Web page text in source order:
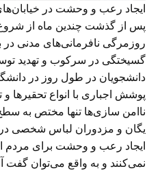
ایجاد رعب و وحشت در
پس از گذشت چندین ماه از
روزمرگی نافرمانی‌های مدنی
گسیختگی در سرکوب و تهدید
دانشجویان در طول روز در
پوشش اجباری با انواع تحقیرها
نا‌امن سازی‌ها تنها مختص به
یگان و مزدوران لباس شخصی در
ایجاد رعب و وحشت برای مردم
نمی‌کنند و به واقع می‌توان گفت